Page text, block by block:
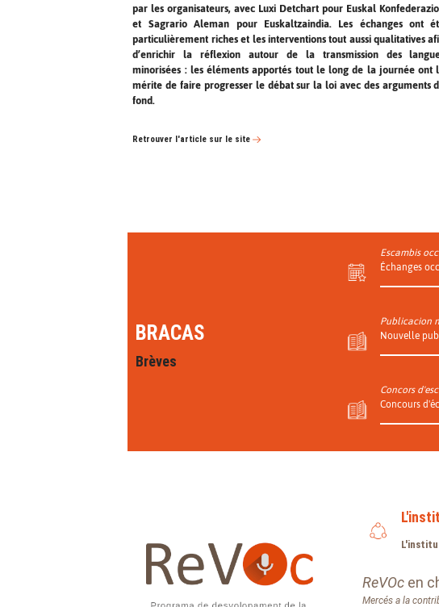
par les organisateurs, avec Luxi Detchart pour Euskal
et Sagrario Aleman pour Euskaltzaindia. Les échanges ont
particulièrement riches et les interventions tout aussi qualitatives
d’enrichir la réflexion autour de la transmission des
minorisées : les éléments apportés tout le long de la journée ont
mérite de faire progresser le débat sur la loi avec des arguments
fond.
Retrouver l'article sur le site
BRACAS
Brèves
Escambis
Échanges
Publicacion
Nouvelle
Concors
Concours
ReVOc en
Mercés a la